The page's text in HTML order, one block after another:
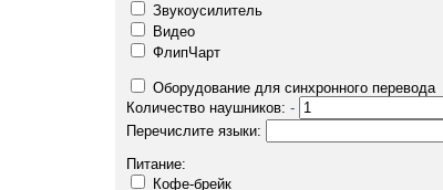
Звукоусилитель
Видео
ФлипЧарт
Оборудование для синхронного перевода
Количество наушников: -
Перечислите языки:
Питание:
Кофе-брейк